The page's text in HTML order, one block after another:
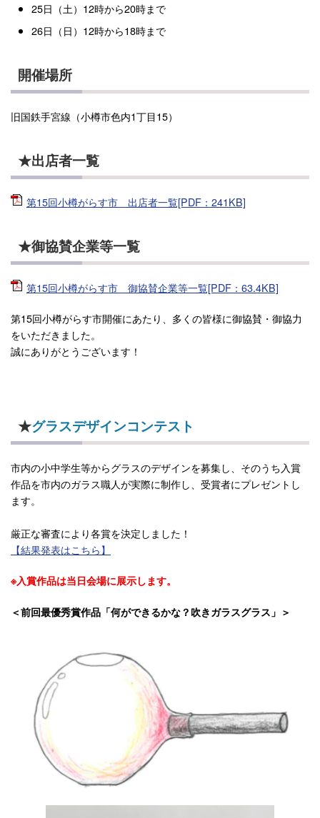
25日（土）12時から20時まで
26日（日）12時から18時まで
開催場所
旧国鉄手宮線（小樽市色内1丁目15）
★出店者一覧
第15回小樽がらす市 出店者一覧[PDF：241KB]
★御協賛企業等一覧
第15回小樽がらす市 御協賛企業等一覧[PDF：63.4KB]
第15回小樽がらす市開催にあたり、多くの皆様に御協賛・御協力
をいただきました。
誠にありがとうございます！
★グラスデザインコンテスト
市内の小中学生等からグラスのデザインを募集し、そのうち入賞
作品を市内のガラス職人が実際に制作し、受賞者にプレゼントし
ます。
厳正な審査により各賞を決定しました！
【結果発表はこちら】
※入賞作品は当日会場に展示します。
＜前回最優秀賞作品「何ができるかな？吹きガラスグラス」＞